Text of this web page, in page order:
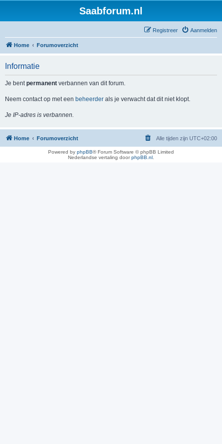
Saabforum.nl
Aanmelden
Registreer
Home Forumoverzicht
Informatie
Je bentpermanent verbannen van dit forum.
Neem contact op met een beheerder als je verwacht dat dit niet klopt.
Je IP-adres is verbannen.
Home Forumoverzicht Alle tijden zijn UTC+02:00
Powered by phpBB® Forum Software © phpBB Limited
Nederlandse vertaling doorphpBB.nl